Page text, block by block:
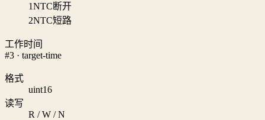
1NTC断开
2NTC短路
工作时间
#3 · target-time
格式
uint16
读写
R / W / N